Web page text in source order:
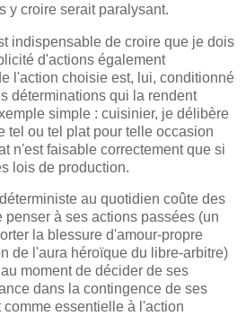
y croire serait paralysant.
indispensable de croire que je dois
d'actions également
l'action choisie est, lui, conditionné
déterminations qui la rendent
simple : cuisinier, je délibère
tel ou tel plat pour telle occasion
n'est faisable correctement que si
lois de production.
au quotidien coûte des
penser à ses actions passées (un
la blessure d'amour-propre
de l'aura héroïque du libre-arbitre)
moment de décider de ses
dans la contingence de ses
essentielle à l'action